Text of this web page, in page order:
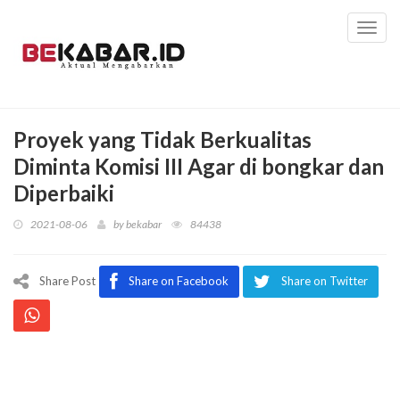
Proyek yang Tidak Berkualitas
Diminta Komisi III Agar di bongkar dan
Diperbaiki
2021-08-06 bybekabar 84438
Share Post Share on Facebook Share on Twitter